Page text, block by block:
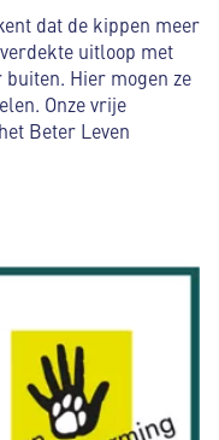
er is extra
kunnen pikken.
of zand
stofbaden kunnen
dat de kippen meer
uitloop met
Hier mogen ze
Onze vrije
Beter Leven